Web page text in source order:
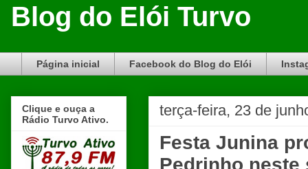
Blog do Elói Turvo
Página inicial Facebook do Blog do Elói
terça-feira, 23 de
Festa Junina
Clique e ouça a
Rádio Turvo Ativo.